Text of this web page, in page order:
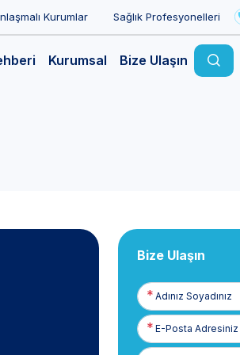
Kurumlar Sağlık Profesyonelleri
Kurumsal Bize Ulaşın
Bize Ulaşın
Adınız
Soyadınız
E-
Posta